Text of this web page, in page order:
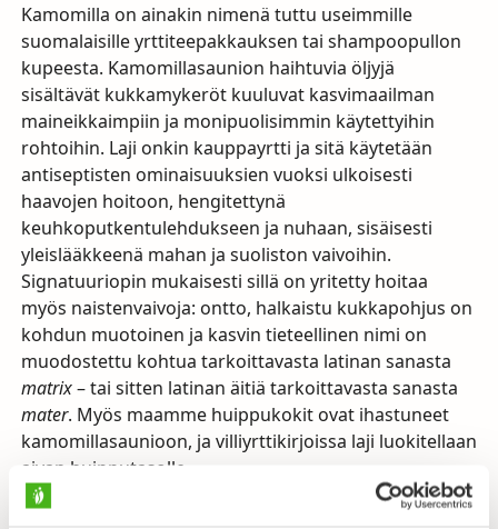
Kamomilla on ainakin nimenä tuttu useimmille
suomalaisille yrttiteepakkauksen tai shampoopullon
kupeesta. Kamomillasaunion haihtuvia öljyjä
sisältävät kukkamykeröt kuuluvat kasvimaailman
maineikkaimpiin ja monipuolisimmin käytettyihin
rohtoihin. Laji onkin kauppayrtti ja sitä käytetään
antiseptisten ominaisuuksien vuoksi ulkoisesti
haavojen hoitoon, hengitettynä
keuhkoputkentulehdukseen ja nuhaan, sisäisesti
yleislääkkeenä mahan ja suoliston vaivoihin.
Signatuuriopin mukaisesti sillä on yritetty hoitaa
myös naistenvaivoja: ontto, halkaistu kukkapohjus on
kohdun muotoinen ja kasvin tieteellinen nimi on
muodostettu kohtua tarkoittavasta latinan sanasta
matrix– tai sitten latinan äitiä tarkoittavasta sanasta
mater. Myös maamme huippukokit ovat ihastuneet
kamomillasaunioon, ja villiyrttikirjoissa laji luokitellaan
aivan huipputasolle.
Kamomillasaunio on meillä muinaistulokas. Se on